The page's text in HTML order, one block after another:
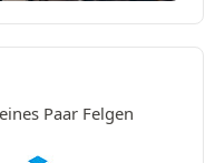
Paar Felgen